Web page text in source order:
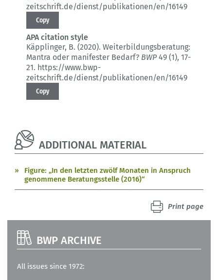
zeitschrift.de/dienst/publikationen/en/16149
Copy
APA citation style
Käpplinger, B. (2020). Weiterbildungsberatung:
Mantra oder manifester Bedarf? BWP49 (1), 17-
21. https://www.bwp-
zeitschrift.de/dienst/publikationen/en/16149
Copy
ADDITIONAL MATERIAL
Figure: „In den letzten zwölf Monaten in Anspruch
genommene Beratungsstelle (2016)“
Print page
BWP ARCHIVE
All issues since 1972: